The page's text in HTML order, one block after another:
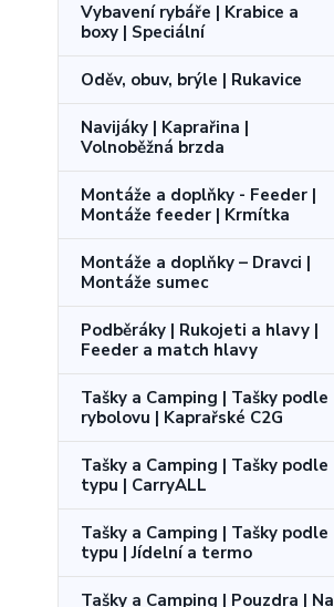
Vybavení rybáře | Krabice a
boxy | Speciální
Oděv, obuv, brýle | Rukavice
Navijáky | Kaprařina |
Volnoběžná brzda
Montáže a doplňky - Feeder |
Montáže feeder | Krmítka
Montáže a doplňky – Dravci |
Montáže sumec
Podběráky | Rukojeti a hlavy |
Feeder a match hlavy
Tašky a Camping | Tašky podle
rybolovu | Kaprařské C2G
Tašky a Camping | Tašky podle
typu | CarryALL
Tašky a Camping | Tašky podle
typu | Jídelní a termo
Tašky a Camping | Pouzdra | Na